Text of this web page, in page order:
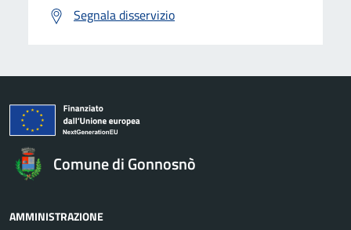
Segnala disservizio
Comune di Gonnosnò
AMMINISTRAZIONE